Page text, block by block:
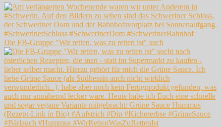
Die FB-Gruppe "Wir retten, was zu retten ist" such